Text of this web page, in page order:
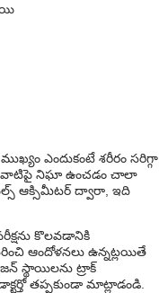
ఎందుకంటే శరీరం సరిగ్గా
వాటిపై నిఘా ఉంచడం చాలా
ఆక్సిమీటర్ ద్వారా, ఇది
కొలవడానికి
ఆందోళనలు ఉన్నట్లయితే
స్థాయిలను ట్రాక్
తప్పకుండా మాట్లాడండి.